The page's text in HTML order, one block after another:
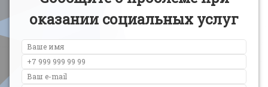
оказании социальных услуг